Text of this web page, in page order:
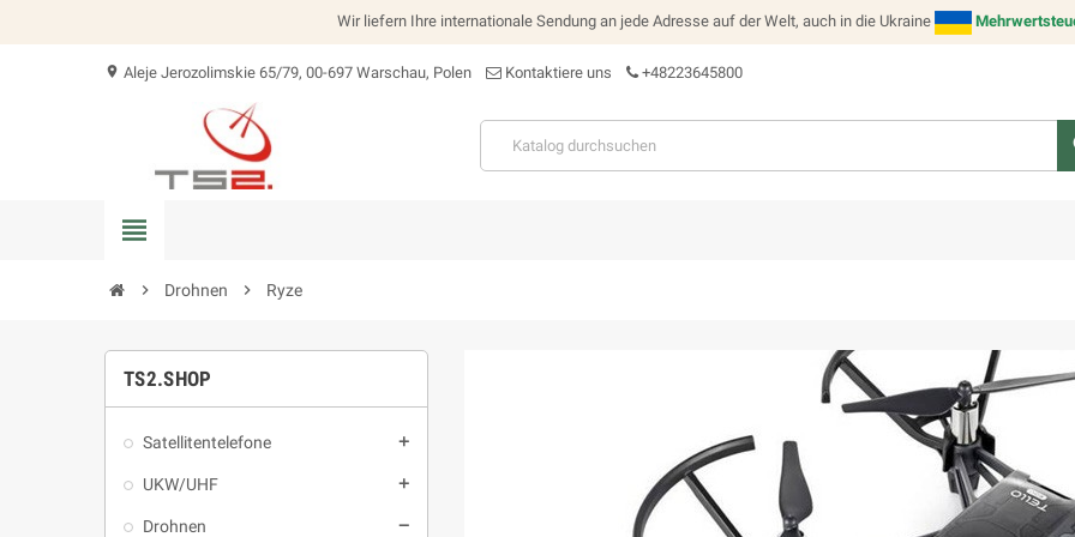
Wir liefern Ihre internationale Sendung an jede Adresse auf der Welt, auch in die Ukraine
location_on Aleje Jerozolimskie 65/79, 00-697 Warschau, Polen Kontaktiere uns +48223645800
view_headline
chevron_right Drohnen chevron_right Ryze
TS2.SHOP
Satellitentelefone add
UKW/UHF add
Drohnen remove